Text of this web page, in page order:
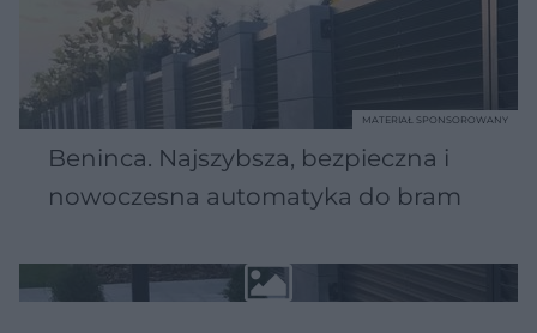
Beninca. Najszybsza, bezpieczna i
nowoczesna automatyka do bram
MATERIAŁ SPONSOROWANY